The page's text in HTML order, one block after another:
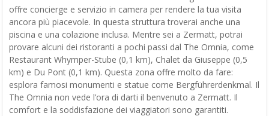
offre concierge e servizio in camera per rendere la tua visita
ancora più piacevole. In questa struttura troverai anche una
piscina e una colazione inclusa. Mentre sei a Zermatt, potrai
provare alcuni dei ristoranti a pochi passi dal The Omnia, come
Restaurant Whymper-Stube (0,1 km), Chalet da Giuseppe (0,5
km) e Du Pont (0,1 km). Questa zona offre molto da fare:
esplora famosi monumenti e statue come Bergführerdenkmal. Il
The Omnia non vede l’ora di darti il benvenuto a Zermatt. Il
comfort e la soddisfazione dei viaggiatori sono garantiti.